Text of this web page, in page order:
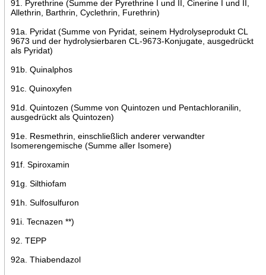
91. Pyrethrine (Summe der Pyrethrine I und II, Cinerine I und II,
Allethrin, Barthrin, Cyclethrin, Furethrin)
91a. Pyridat (Summe von Pyridat, seinem Hydrolyseprodukt CL
9673 und der hydrolysierbaren CL-9673-Konjugate, ausgedrückt
als Pyridat)
91b. Quinalphos
91c. Quinoxyfen
91d. Quintozen (Summe von Quintozen und Pentachloranilin,
ausgedrückt als Quintozen)
91e. Resmethrin, einschließlich anderer verwandter
Isomerengemische (Summe aller Isomere)
91f. Spiroxamin
91g. Silthiofam
91h. Sulfosulfuron
91i. Tecnazen **)
92. TEPP
92a. Thiabendazol